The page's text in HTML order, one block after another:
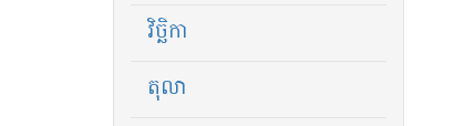
វិច្ឆិកា
តុលា